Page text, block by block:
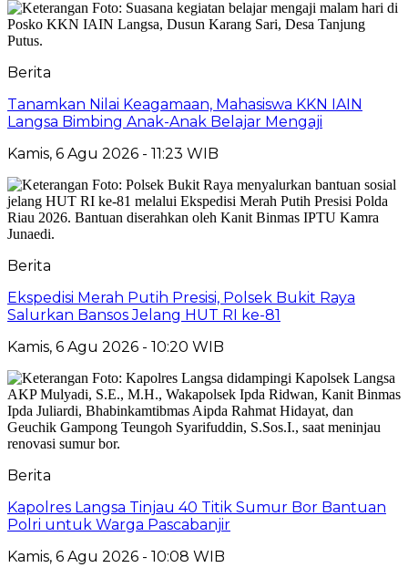
Berita
Tanamkan Nilai Keagamaan, Mahasiswa KKN IAIN
Langsa Bimbing Anak-Anak Belajar Mengaji
Kamis, 6 Agu 2026 - 11:23 WIB
Berita
Ekspedisi Merah Putih Presisi, Polsek Bukit Raya
Salurkan Bansos Jelang HUT RI ke-81
Kamis, 6 Agu 2026 - 10:20 WIB
Berita
Kapolres Langsa Tinjau 40 Titik Sumur Bor Bantuan
Polri untuk Warga Pascabanjir
Kamis, 6 Agu 2026 - 10:08 WIB